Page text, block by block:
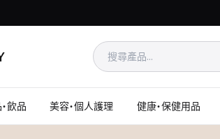
飲品 美容・個人護理 健康・保健用品